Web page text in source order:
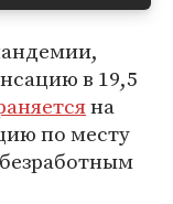
в 19,5
на
по месту